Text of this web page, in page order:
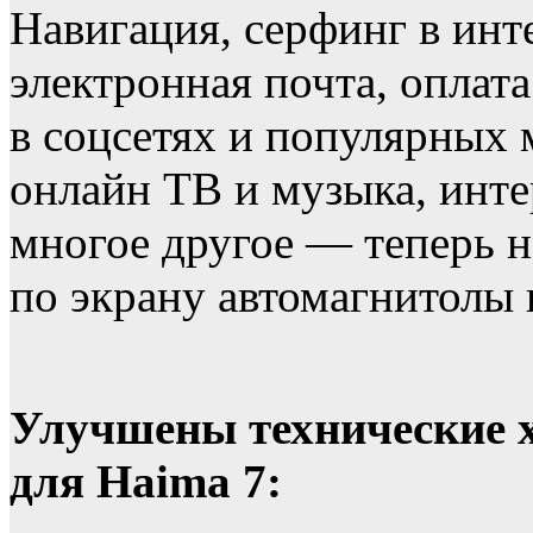
Навигация, серфинг в
электронная почта,
в соцсетях и
онлайн ТВ и музыка,
многое другое — теперь
по экрану
Улучшены технические
для Haima 7: